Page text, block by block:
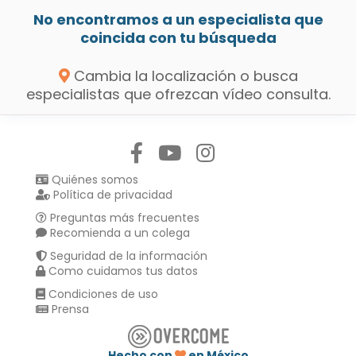
No encontramos a un especialista que
coincida con tu búsqueda
Cambia la localización o busca
especialistas que ofrezcan vídeo consulta.
Quiénes somos
Política de privacidad
Preguntas más frecuentes
Recomienda a un colega
Seguridad de la información
Como cuidamos tus datos
Condiciones de uso
Prensa